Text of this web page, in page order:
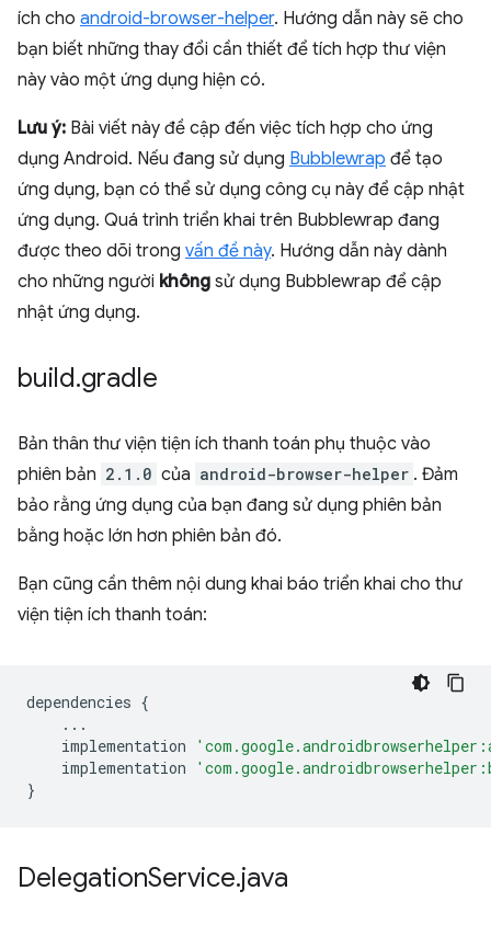
ích cho android-browser-helper. Hướng dẫn này sẽ cho
bạn biết những thay đổi cần thiết để tích hợp thư viện
này vào một ứng dụng hiện có.
Lưu ý: Bài viết này đề cập đến việc tích hợp cho ứng
dụng Android. Nếu đang sử dụng Bubblewrap để tạo
ứng dụng, bạn có thể sử dụng công cụ này để cập nhật
ứng dụng. Quá trình triển khai trên Bubblewrap đang
được theo dõi trong vấn đề này. Hướng dẫn này dành
cho những người không sử dụng Bubblewrap để cập
nhật ứng dụng.
build.gradle
Bản thân thư viện tiện ích thanh toán phụ thuộc vào
phiên bản 2.1.0 của android-browser-helper . Đảm
bảo rằng ứng dụng của bạn đang sử dụng phiên bản
bằng hoặc lớn hơn phiên bản đó.
Bạn cũng cần thêm nội dung khai báo triển khai cho thư
viện tiện ích thanh toán:
dependencies {
...
implementation
implementation
}
DelegationService.java